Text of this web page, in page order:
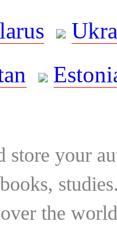
store your
the